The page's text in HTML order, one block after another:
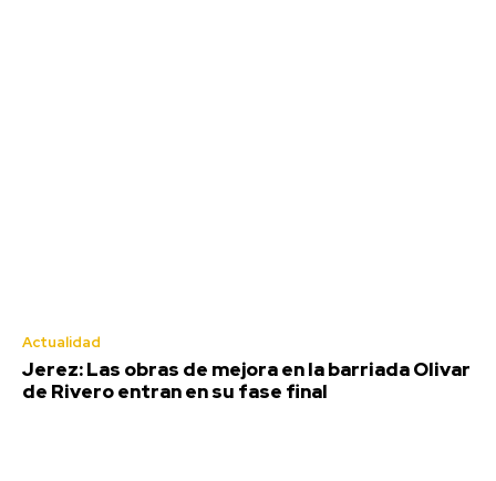
Actualidad
Jerez: Las obras de mejora en la barriada Olivar
de Rivero entran en su fase final